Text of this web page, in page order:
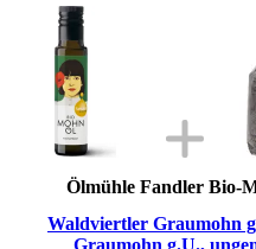
Ölmühle Fandler Bio-
Waldviertler Graumohn
Graumohn g.U.,